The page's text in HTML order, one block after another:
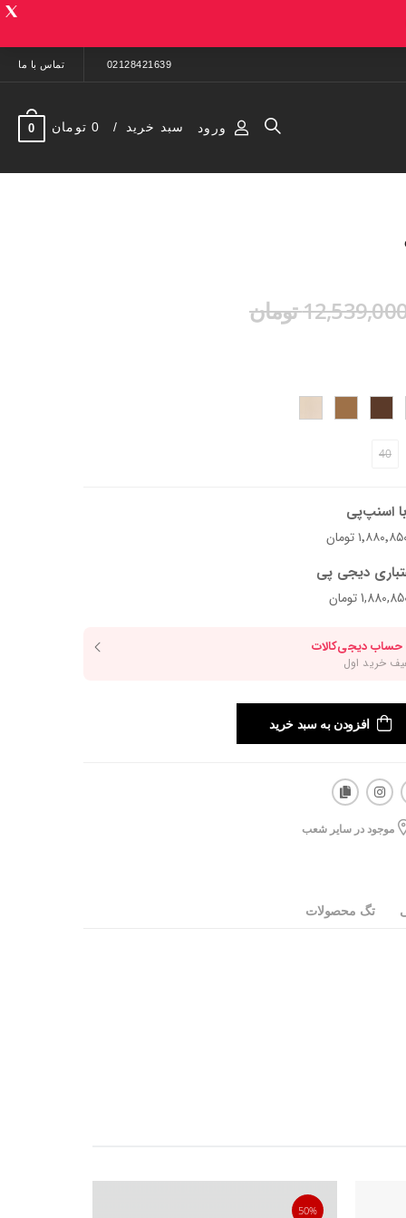
02128421639 تماس با ما
ورود سبد خرید 0 تومان 0
تومان
40
اسنپ‌پی
دیجی پی
افزودن به سبد خرید
موجود در سایر شعب
تگ محصولات
50%